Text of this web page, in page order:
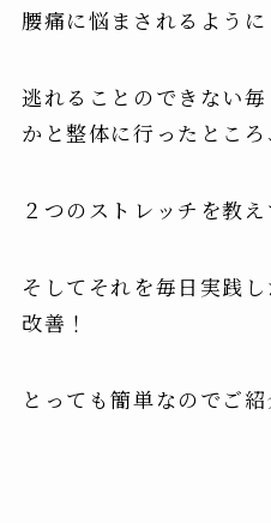
腰痛に悩まされるように
逃れることのできない
かと整体に行ったところ
２つのストレッチを教え
そしてそれを毎日実践
改善 ！
とっても簡単なのでご紹